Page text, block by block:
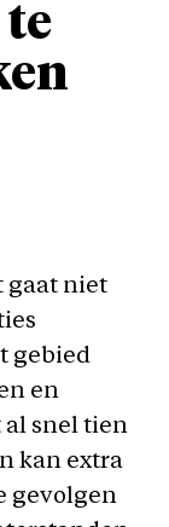
te
gaat niet
gebied
en
snel tien
kan extra
gevolgen